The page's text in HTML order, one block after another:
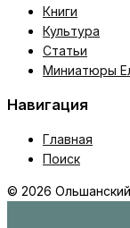
Книги
Культура
Статьи
Миниатюры
Навигация
Главная
Поиск
© 2026 Ольшанский